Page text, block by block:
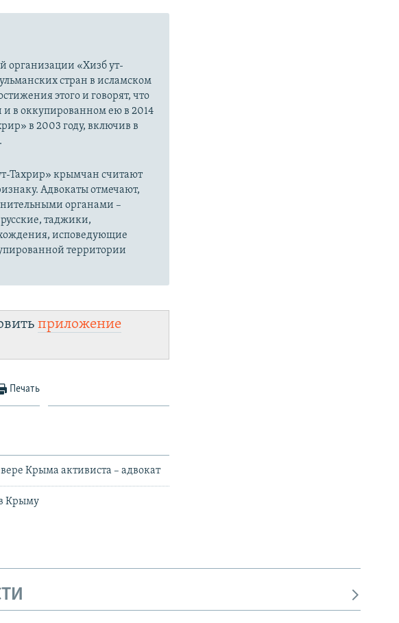
организации «Хизб ут-
стран в исламском
этого и говорят, что
и в оккупированном ею в 2014
в 2003 году, включив в
Тахрир» крымчан считают
Адвокаты отмечают,
органами –
таджики,
исповедующие
территории
приложение
Печать
Крыма активиста – адвокат
Крыму